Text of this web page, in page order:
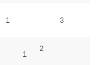
1 3
1
2